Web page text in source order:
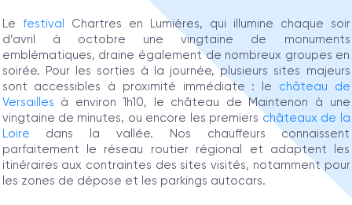
Le festival Chartres en Lumières, qui illumine chaque soir
d’avril à octobre une vingtaine de monuments
emblématiques, draine également de nombreux groupes en
soirée. Pour les sorties à la journée, plusieurs sites majeurs
sont accessibles à proximité immédiate : le château de
Versailles à environ 1h10, le château de Maintenon à une
vingtaine de minutes, ou encore les premiers châteaux de la
Loire dans la vallée. Nos chauffeurs connaissent
parfaitement le réseau routier régional et adaptent les
itinéraires aux contraintes des sites visités, notamment pour
les zones de dépose et les parkings autocars.